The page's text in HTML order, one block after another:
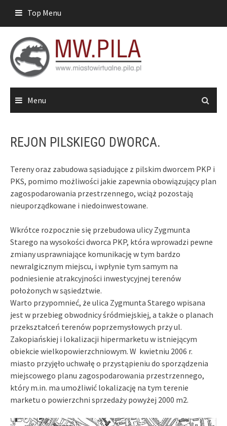
content
Top Menu
Menu
REJON PILSKIEGO DWORCA.
Tereny oraz zabudowa sąsiadujące z pilskim dworcem PKP i
PKS, pomimo możliwości jakie zapewnia obowiązujący plan
zagospodarowania przestrzennego, wciąż pozostają
nieuporządkowane i niedoinwestowane.
Wkrótce rozpocznie się przebudowa ulicy Zygmunta
Starego na wysokości dworca PKP, która wprowadzi pewne
zmiany usprawniające komunikację w tym bardzo
newralgicznym miejscu, i wpłynie tym samym na
podniesienie atrakcyjności inwestycyjnej terenów
położonych w sąsiedztwie.
Warto przypomnieć, że ulica Zygmunta Starego wpisana
jest w przebieg obwodnicy śródmiejskiej, a także o planach
przekształceń terenów poprzemysłowych przy ul.
Zakopiańskiej i lokalizacji hipermarketu w istniejącym
obiekcie wielkopowierzchniowym. W kwietniu 2006 r.
miasto przyjęło uchwałę o przystąpieniu do sporządzenia
miejscowego planu zagospodarowania przestrzennego,
który m.in. ma umożliwić lokalizację na tym terenie
marketu o powierzchni sprzedaży powyżej 2000 m2.